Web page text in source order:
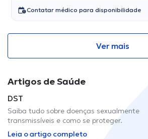
Contatar médico para disponibilidade
Ver mais
Artigos de Saúde
DST
Saiba tudo sobre doenças sexualmente
transmissíveis e como se proteger.
Leia o artigo completo